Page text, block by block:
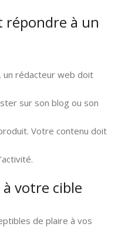
répondre à un
un rédacteur web doit
sur son blog ou son
Votre contenu doit
votre cible
de plaire à vos